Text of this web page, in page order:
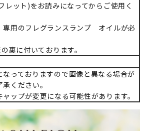
レット)をお読みになってからご使用く
専用のフレグランスランプ オイルが必
裏に付いております。
っておりますので画像と異なる場合が
ください。
ップが変更になる可能性があります。